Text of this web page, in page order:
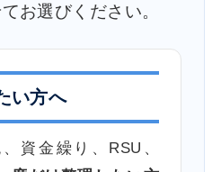
お選びください。
い方へ
資金繰り、RSU、